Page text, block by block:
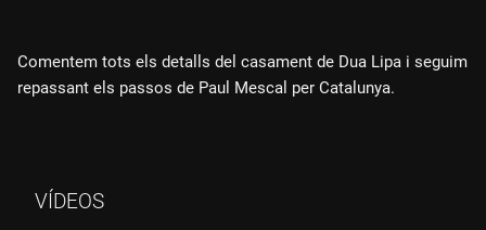
Comentem tots els detalls del casament de Dua Lipa i seguim
repassant els passos de Paul Mescal per Catalunya.
VÍDEOS